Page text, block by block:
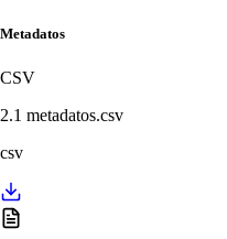
Metadatos
CSV
2.1 metadatos.csv
csv